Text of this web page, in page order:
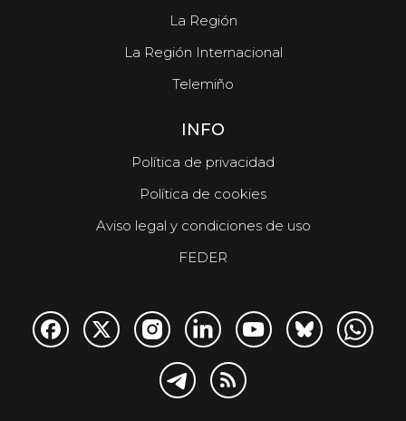
La Región
La Región Internacional
Telemiño
INFO
Política de privacidad
Política de cookies
Aviso legal y condiciones de uso
FEDER